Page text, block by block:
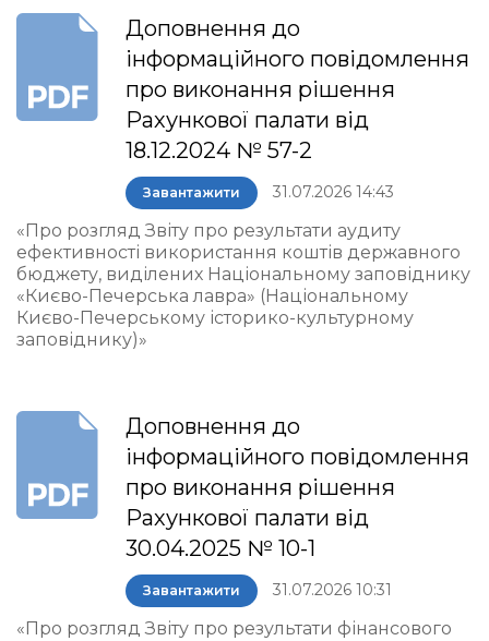
Доповнення до
інформаційного повідомлення
про виконання рішення
Рахункової палати від
18.12.2024 № 57-2
Завантажити 31.07.2026 14:43
«Про розгляд Звіту про результати аудиту
ефективності використання коштів державного
бюджету, виділених Національному заповіднику
«Києво-Печерська лавра» (Національному
Києво-Печерському історико-культурному
заповіднику)»
Доповнення до
інформаційного повідомлення
про виконання рішення
Рахункової палати від
30.04.2025 № 10-1
Завантажити 31.07.2026 10:31
«Про розгляд Звіту про результати фінансового